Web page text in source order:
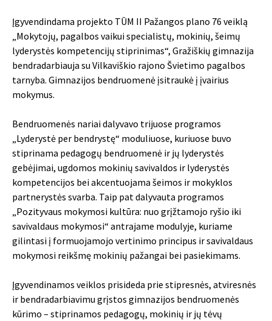
Įgyvendindama projekto TŪM II Pažangos plano 76 veiklą
„Mokytojų, pagalbos vaikui specialistų, mokinių, šeimų
lyderystės kompetencijų stiprinimas“, Gražiškių gimnazija
bendradarbiauja su Vilkaviškio rajono Švietimo pagalbos
tarnyba. Gimnazijos bendruomenė įsitraukė į įvairius
mokymus.
Bendruomenės nariai dalyvavo trijuose programos
„Lyderystė per bendrystę“ moduliuose, kuriuose buvo
stiprinama pedagogų bendruomenė ir jų lyderystės
gebėjimai, ugdomos mokinių savivaldos ir lyderystės
kompetencijos bei akcentuojama šeimos ir mokyklos
partnerystės svarba. Taip pat dalyvauta programos
„Pozityvaus mokymosi kultūra: nuo grįžtamojo ryšio iki
savivaldaus mokymosi“ antrajame modulyje, kuriame
gilintasi į formuojamojo vertinimo principus ir savivaldaus
mokymosi reikšmę mokinių pažangai bei pasiekimams.
Įgyvendinamos veiklos prisideda prie stipresnės, atviresnės
ir bendradarbiavimu grįstos gimnazijos bendruomenės
kūrimo – stiprinamos pedagogų, mokinių ir jų tėvų